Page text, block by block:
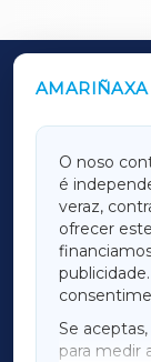
AMARIÑAXA
O noso
é
veraz,
ofrecer
Se
para medir
OUTROS